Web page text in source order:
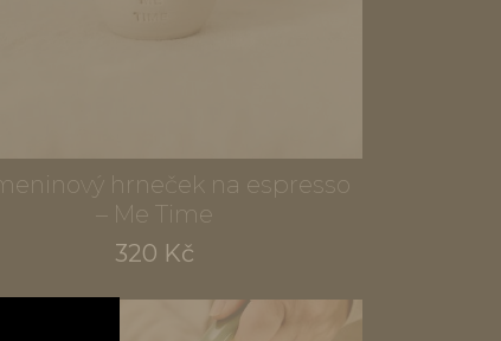
hrneček na espresso
– Me Time
320 Kč